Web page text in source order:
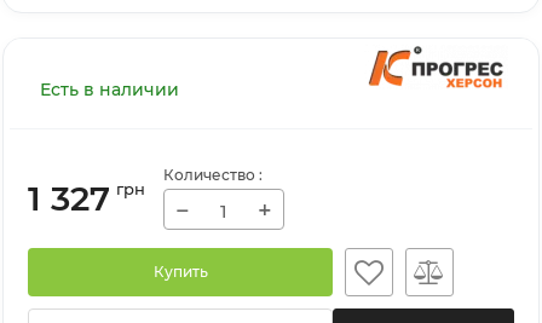
Есть в наличии
1 327 грн
Количество :
− +
Купить